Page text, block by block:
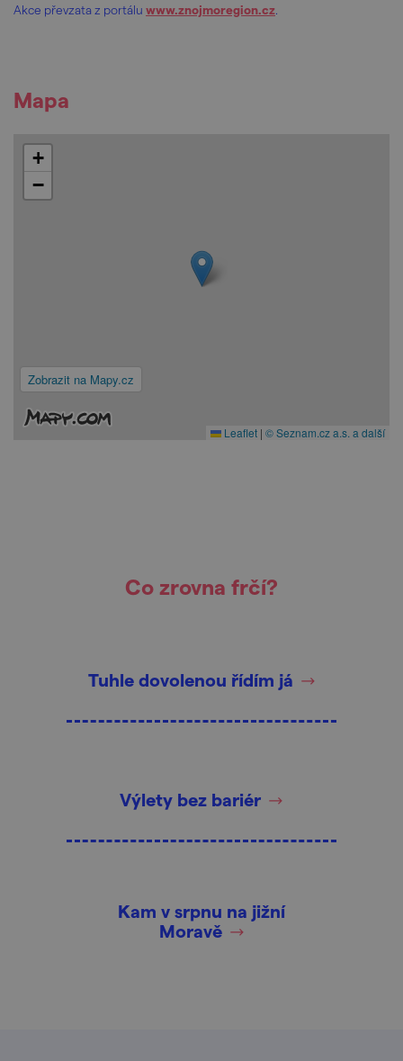
Akce převzata z portálu www.znojmoregion.cz
Mapa
Zobrazit na Mapy.cz
+
−
Leaflet | © Seznam.cz a.s. a další
Co zrovna frčí?
Tuhle dovolenou řídím já
Výlety bez bariér
Kam v srpnu na jižní
Moravě